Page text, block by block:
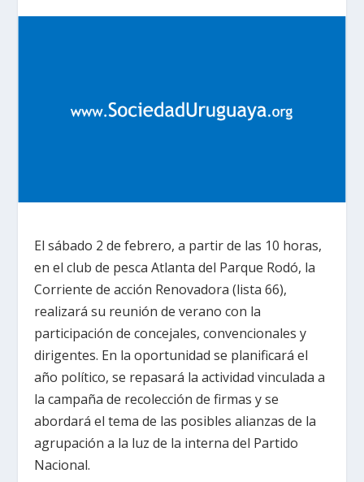
El sábado 2 de febrero, a partir de las 10 horas,
en el club de pesca Atlanta del Parque Rodó, la
Corriente de acción Renovadora (lista 66),
realizará su reunión de verano con la
participación de concejales, convencionales y
dirigentes. En la oportunidad se planificará el
año político, se repasará la actividad vinculada a
la campaña de recolección de firmas y se
abordará el tema de las posibles alianzas de la
agrupación a la luz de la interna del Partido
Nacional.